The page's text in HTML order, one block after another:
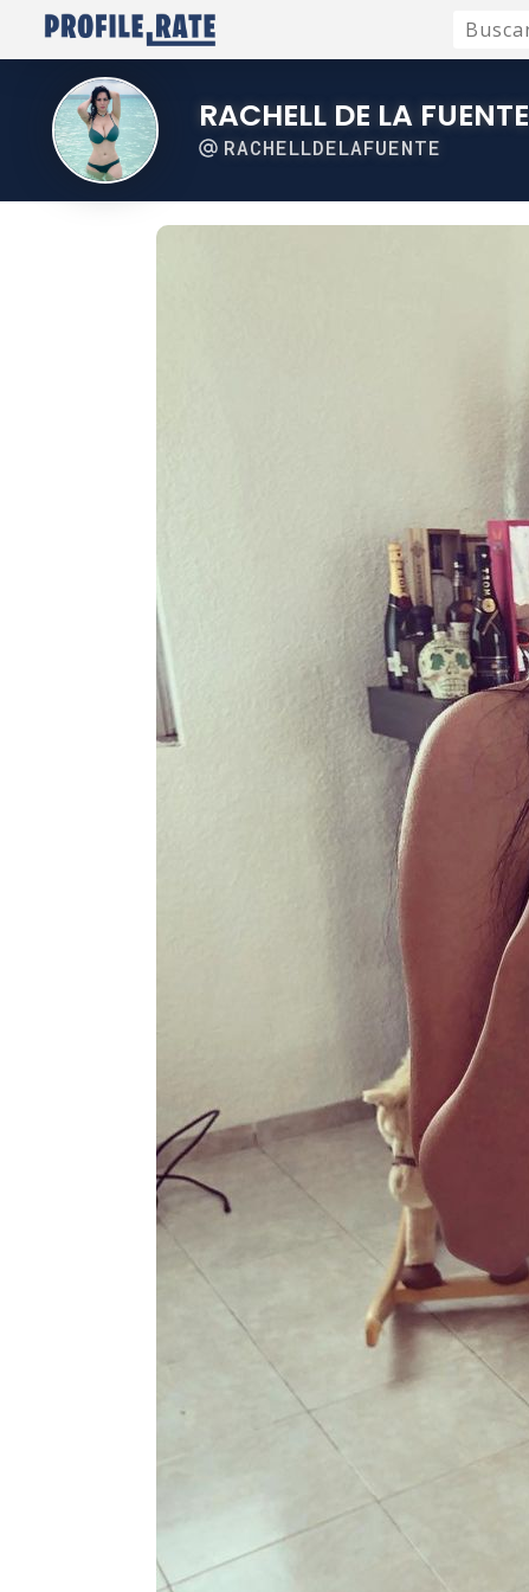
RACHELL DE LA FUENTE
RACHELLDELAFUENTE